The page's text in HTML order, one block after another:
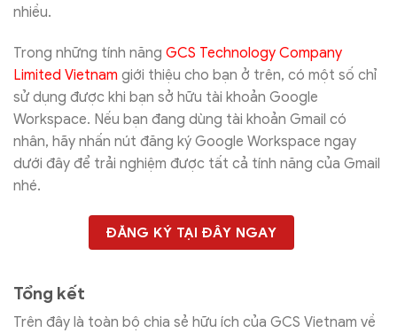
nhiều.
Trong những tính năng GCS Technology Company
Limited Vietnam giới thiệu cho bạn ở trên, có một số chỉ
sử dụng được khi bạn sở hữu tài khoản Google
Workspace. Nếu bạn đang dùng tài khoản Gmail có
nhân, hãy nhấn nút đăng ký Google Workspace ngay
dưới đây để trải nghiệm được tất cả tính năng của Gmail
nhé.
ĐĂNG KÝ TẠI ĐÂY NGAY
Tổng kết
Trên đây là toàn bộ chia sẻ hữu ích của GCS Vietnam về